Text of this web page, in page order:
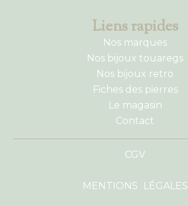
Liens rapides
Nos marques
Nos bijoux touaregs
Nos bijoux retro
Fiches des pierres
Le magasin
Contact
CGV
MENTIONS LÉGALES